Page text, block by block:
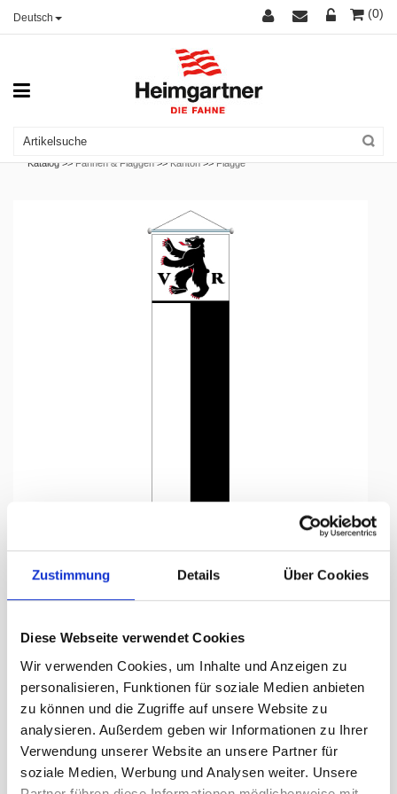
Zustimmung Details Über Cookies
Diese Webseite verwendet Cookies
Wir verwenden Cookies, um Inhalte und Anzeigen zu
personalisieren, Funktionen für soziale Medien anbieten
zu können und die Zugriffe auf unsere Website zu
analysieren. Außerdem geben wir Informationen zu Ihrer
Verwendung unserer Website an unsere Partner für
soziale Medien, Werbung und Analysen weiter. Unsere
Deutsch (0)
Katalog >>Fahnen & Flaggen >>Kanton >>Flagge
Flagge, Kanton bedruckt
Appenzell AR, 120 x 600 cm,
354.65 CHF